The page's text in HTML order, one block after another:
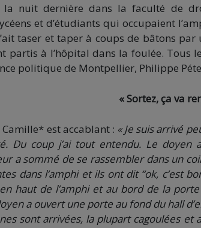
la nuit dernière dans la faculté de
et d’étudiants qui occupaient
taser et taper à coups de bâtons par
partis à l’hôpital dans la foulée. Tous
politique de Montpellier, Philippe
« Sortez, ça va
est accablant : « Je suis arrivé
Du coup j’ai tout entendu. Le
a sommé de se rassembler dans un
dans l’amphi et ils ont dit ‘‘ok, c’est
haut de l’amphi et au bord de la
a ouvert une porte au fond du hall
sont arrivées, la plupart cagoulées